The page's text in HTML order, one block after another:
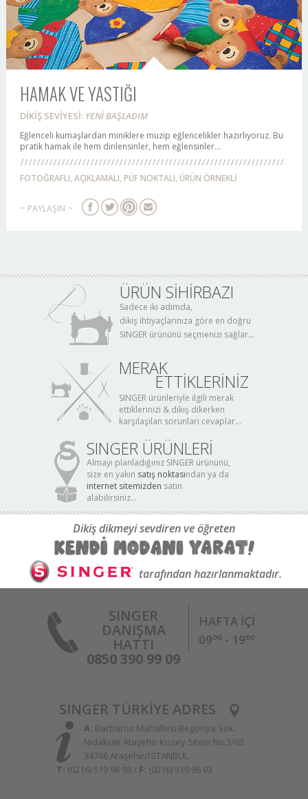
HAMAK VE YASTIĞI
DİKİŞ SEVİYESİ: YENİ BAŞLADIM
Eğlenceli kumaşlardan miniklere muzip eğlencelikler hazırlıyoruz. Bu
pratik hamak ile hem dinlensinler, hem eğlensinler...
FOTOĞRAFLI, AÇIKLAMALI, PÜF NOKTALI, ÜRÜN ÖRNEKLİ
~ PAYLAŞIN ~
ÜRÜN SİHİRBAZI
Sadece iki adımda,
dikiş ihtiyaçlarınıza göre en doğru
SINGER ürününü seçmenizi sağlar...
MERAK
ETTİKLERİNİZ
SINGER ürünleriyle ilgili merak
ettiklerinizi & dikiş dikerken
karşılaşılan sorunları cevaplar...
SINGER ÜRÜNLERİ
Almayı planladığınız SINGER ürününü,
size en yakın satış noktasından ya da
internet sitemizden satın
alabilirsiniz...
Dikiş dikmeyi sevdiren ve öğreten
tarafından hazırlanmaktadır.
SINGER
DANIŞMA
HATTI
0850 390 99 09
HAFTA İÇİ
09oo- 19oo
SINGER TÜRKİYE ADRES
A: Barbaros Mahallesi Begonya Sok.
Nidakule Ataşehir Kuzey Sitesi No:3/62
34746 Ataşehir/İSTANBUL
T: (0216) 519 98 98 / F: (0216) 519 96 93